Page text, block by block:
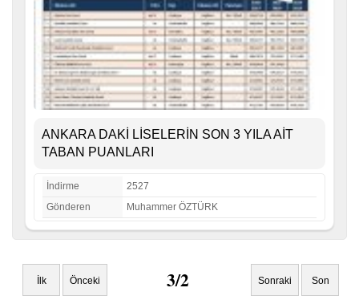
ANKARA DAKİ LİSELERİN SON 3 YILA AİT
TABAN PUANLARI
İndirme
2527
Gönderen
Muhammer ÖZTÜRK
İlk Önceki 3/2 Sonraki Son